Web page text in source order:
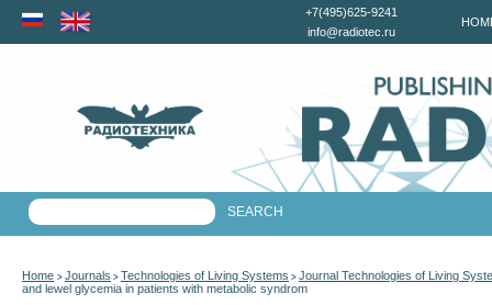
+7(495)625-9241
info@radiotec.ru
Home > Journals > Technologies of Living Systems > Journal Technologies of Living
and lewel glycemia in patients with metabolic syndrom